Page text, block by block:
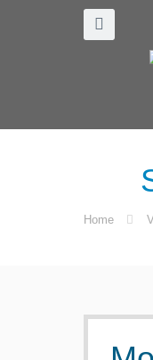
Home